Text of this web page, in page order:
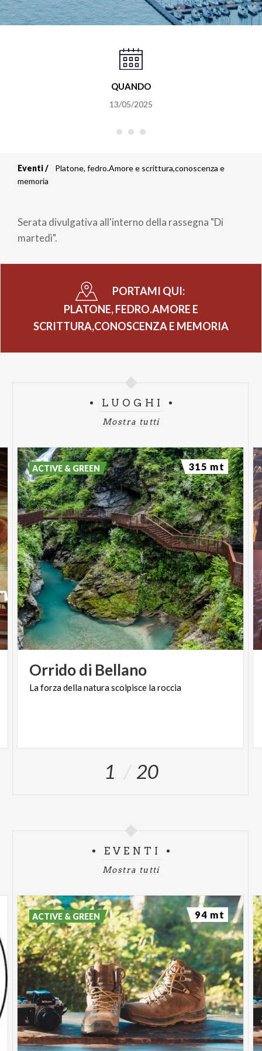
QUANDO
13/05/2025
Briciole
pane
Eventi
Platone, fedro.Amore e scrittura,conoscenza e
memoria
Serata divulgativa all'interno della rassegna "Di
martedì".
PORTAMI QUI:
PLATONE, FEDRO.AMORE E
SCRITTURA,CONOSCENZA E MEMORIA
LUOGHI
Mostra tutti
Orridodi Bellano
Laforzadellanaturascolpisce laroccia
ACTIVE & GREEN 315 mt
1 20
EVENTI
Mostra tutti
ACTIVE & GREEN 94 mt